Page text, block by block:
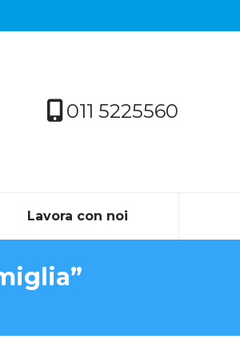
011 5225560
Lavora con noi